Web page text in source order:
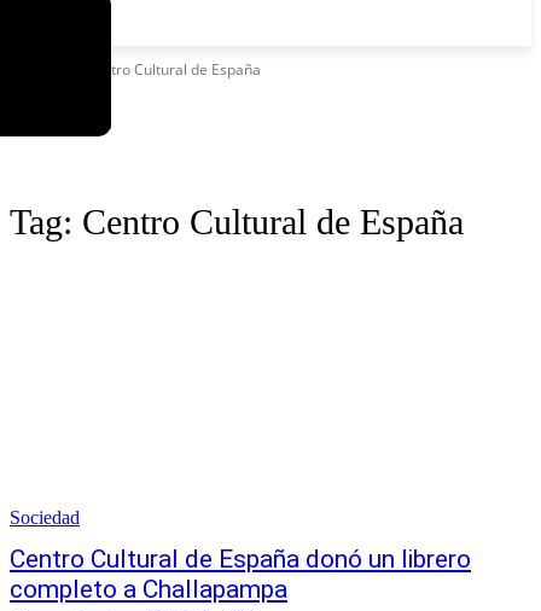
Centro Cultural de España
Tag: Centro Cultural de España
Sociedad
Centro Cultural de España donó un librero
completo a Challapampa